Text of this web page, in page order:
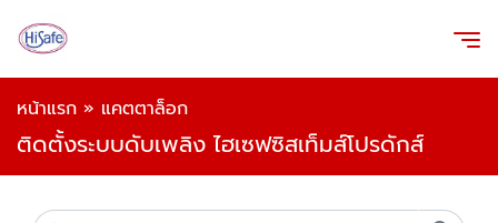
หน้าแรก » แคตตาล็อก
ติดตั้งระบบดับเพลิง ไฮเซฟซิสเท็มส์โปรดักส์